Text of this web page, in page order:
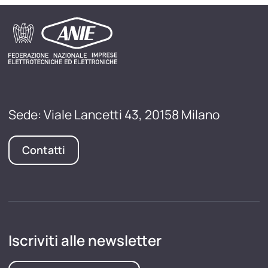
Sede: Viale Lancetti 43, 20158 Milano
Contatti
Iscriviti alle newsletter